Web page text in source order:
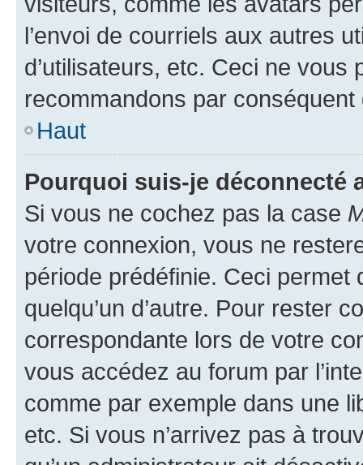
l’envoi de courriels aux autres
d’utilisateurs, etc. Ceci ne vous
recommandons par conséquent
Haut
Pourquoi suis-je déconnecté
Si vous ne cochez pas la case
votre connexion, vous ne
période prédéfinie. Ceci permet
quelqu’un d’autre. Pour rester
correspondante lors de votre
vous accédez au forum par
comme par exemple dans une
etc. Si vous n’arrivez pas à